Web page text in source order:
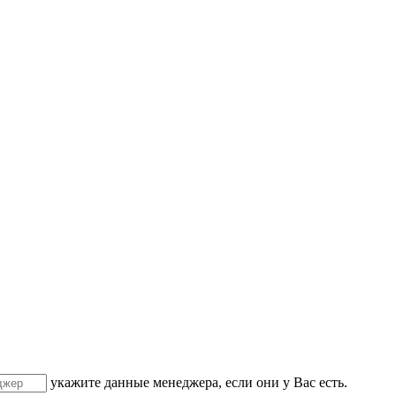
укажите данные менеджера, если они у Вас есть.